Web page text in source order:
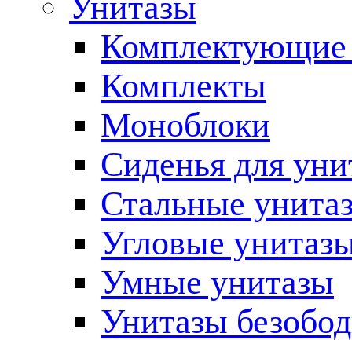
Комплектующие
Комплекты
Моноблоки
Сиденья для
Стальные
Угловые
Умные унитазы
Унитазы